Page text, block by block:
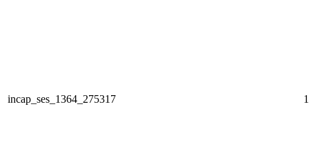
incap_ses_1364_275317